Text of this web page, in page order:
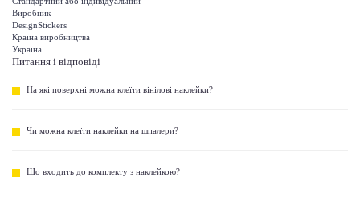
Виробник
DesignStickers
Країна виробництва
Україна
Питання і відповіді
На які поверхні можна клеїти вінілові наклейки?
Чи можна клеїти наклейки на шпалери?
Що входить до комплекту з наклейкою?